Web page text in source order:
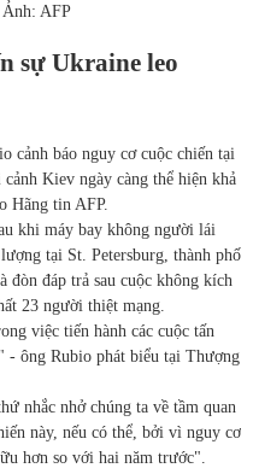
AFP
sự Ukraine leo
cảnh báo nguy cơ cuộc chiến tại
Kiev ngày càng thể hiện khả
Hãng tin AFP.
khi máy bay không người lái
tại St. Petersburg, thành phố
đáp trả sau cuộc không kích
23 người thiệt mạng.
việc tiến hành các cuộc tấn
- ông Rubio phát biểu tại Thượng
nhắc nhở chúng ta về tầm quan
này, nếu có thể, bởi vì nguy cơ
hơn so với hai năm trước".